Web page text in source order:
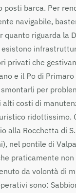
posti barca. Per
navigabile,
quanto riguarda la
esistono
privati che
e il Po di
per
alti costi di
ridottissimo.
alla Rocchetta di
nel pontile di
praticamente
da volontà di
sono: